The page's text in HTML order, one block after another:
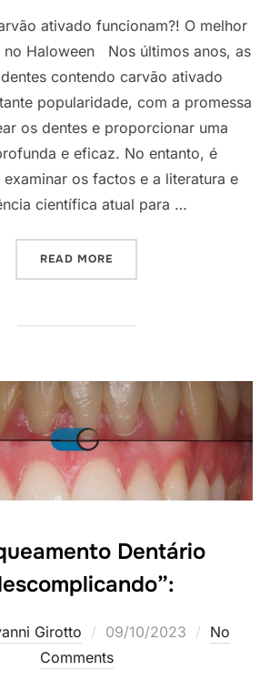
ativado funcionam?! O melhor
no Haloween Nos últimos anos, as
contendo carvão ativado
popularidade, com a promessa
os dentes e proporcionar uma
e eficaz. No entanto, é
os factos e a literatura e
científica atual para …
READ MORE
Dentário
Girotto 09/10/2023
No
Comments